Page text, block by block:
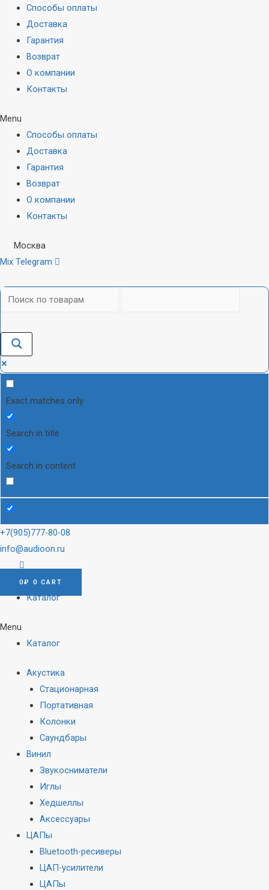
Способы оплаты
Доставка
Гарантия
Возврат
О компании
Контакты
Menu
Способы оплаты
Доставка
Гарантия
Возврат
О компании
Контакты
Москва
Mix Telegram
Exact matches only
Search in title
Search in content
+7(905)777-80-08
info@audioon.ru
0₽ 0 CART
Каталог
Menu
Каталог
Акустика
Стационарная
Портативная
Колонки
Саундбары
Винил
Звукосниматели
Иглы
Хедшеллы
Аксессуары
ЦАПы
Bluetooth-ресиверы
ЦАП-усилители
ЦАПы